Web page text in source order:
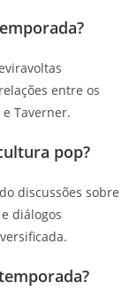
entre os
Taverner.
pop?
discussões sobre
diálogos